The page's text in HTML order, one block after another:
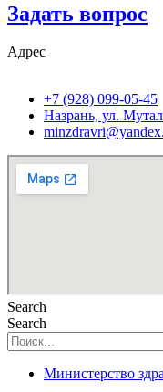
Задать вопрос
Адрес
+7 (928) 099-05-45
Назрань, ул.
Search
Search
Министерство